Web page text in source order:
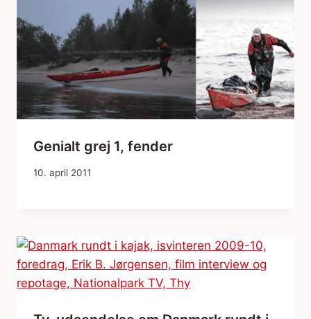
Genialt grej 1, fender
10. april 2011